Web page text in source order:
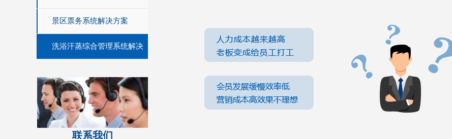
景区票务系统解决方案
洗浴汗蒸综合管理系统解决
联系我们